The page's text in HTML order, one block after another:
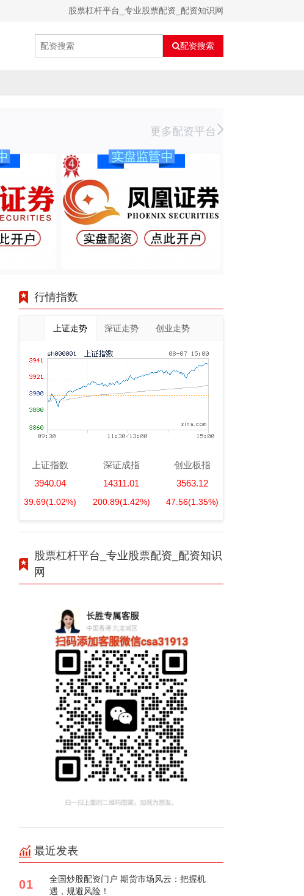
股票杠杆平台_专业股票配资_配资知识网
配资搜索
更多配资平台
行情指数
上证走势 深证走势 创业走势
上证指数
3940.04
39.69(1.02%)
深证成指
14311.01
200.89(1.42%)
创业板指
3563.12
47.56(1.35%)
股票杠杆平台_专业股票配资_配资知识
网
最近发表
01
全国炒股配资门户 期货市场风云：把握机
遇，规避风险！